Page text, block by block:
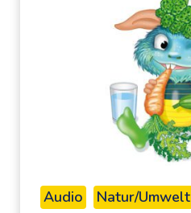
Audio Natur/Umwelt